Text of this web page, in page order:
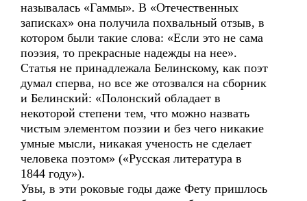
называлась «Гаммы». В «Отечественных
записках» она получила похвальный отзыв, в
котором были такие слова: «Если это не сама
поэзия, то прекрасные надежды на нее».
Статья не принадлежала Белинскому, как поэт
думал сперва, но все же отозвался на сборник
и Белинский: «Полонский обладает в
некоторой степени тем, что можно назвать
чистым элементом поэзии и без чего никакие
умные мысли, никакая ученость не сделает
человека поэтом» («Русская литература в
1844 году»).
Увы, в эти роковые годы даже Фету пришлось